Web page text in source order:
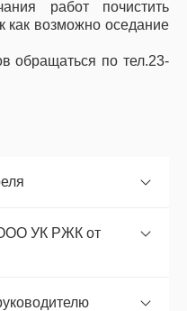
работ почистить
как возможно оседание
обращаться по тел.23-
УК РЖК от